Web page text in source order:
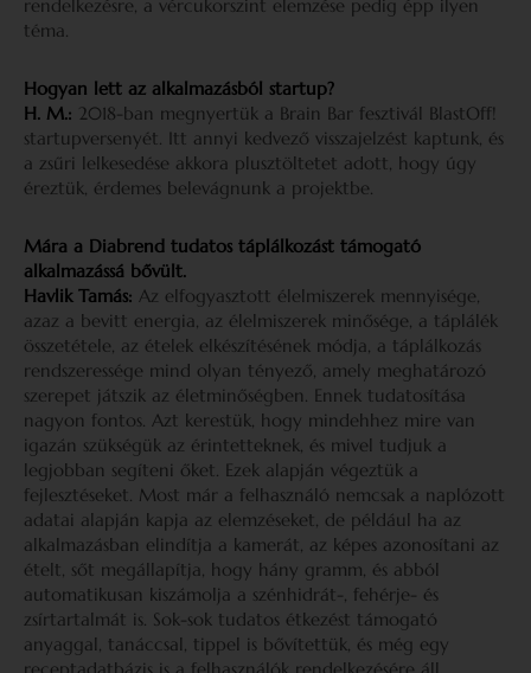
rendelkezésre, a vércukorszint elemzése pedig épp ilyen
téma.
Hogyan lett az alkalmazásból startup?
H. M.: 2018-ban megnyertük a Brain Bar fesztivál BlastOff!
startupversenyét. Itt annyi kedvező visszajelzést kaptunk, és
a zsűri lelkesedése akkora plusztöltetet adott, hogy úgy
éreztük, érdemes belevágnunk a projektbe.
Mára a Diabrend tudatos táplálkozást támogató
alkalmazássá bővült.
Havlik Tamás: Az elfogyasztott élelmiszerek mennyisége,
azaz a bevitt energia, az élelmiszerek minősége, a táplálék
összetétele, az ételek elkészítésének módja, a táplálkozás
rendszeressége mind olyan tényező, amely meghatározó
szerepet játszik az életminőségben. Ennek tudatosítása
nagyon fontos. Azt kerestük, hogy mindehhez mire van
igazán szükségük az érintetteknek, és mivel tudjuk a
legjobban segíteni őket. Ezek alapján végeztük a
fejlesztéseket. Most már a felhasználó nemcsak a naplózott
adatai alapján kapja az elemzéseket, de például ha az
alkalmazásban elindítja a kamerát, az képes azonosítani az
ételt, sőt megállapítja, hogy hány gramm, és abból
automatikusan kiszámolja a szénhidrát-, fehérje- és
zsírtartalmát is. Sok-sok tudatos étkezést támogató
anyaggal, tanáccsal, tippel is bővítettük, és még egy